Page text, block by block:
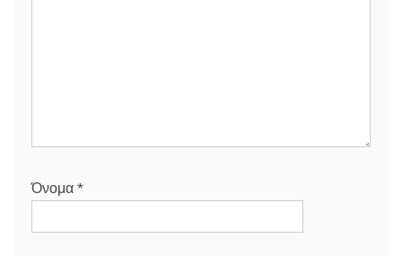
Όνομα *